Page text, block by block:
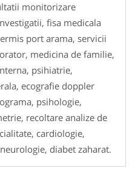
monitorizare
fisa medicala
port arama, servicii
medicina de familie,
psihiatrie,
ecografie doppler
psihologie,
recoltare analize de
cardiologie,
diabet zaharat.